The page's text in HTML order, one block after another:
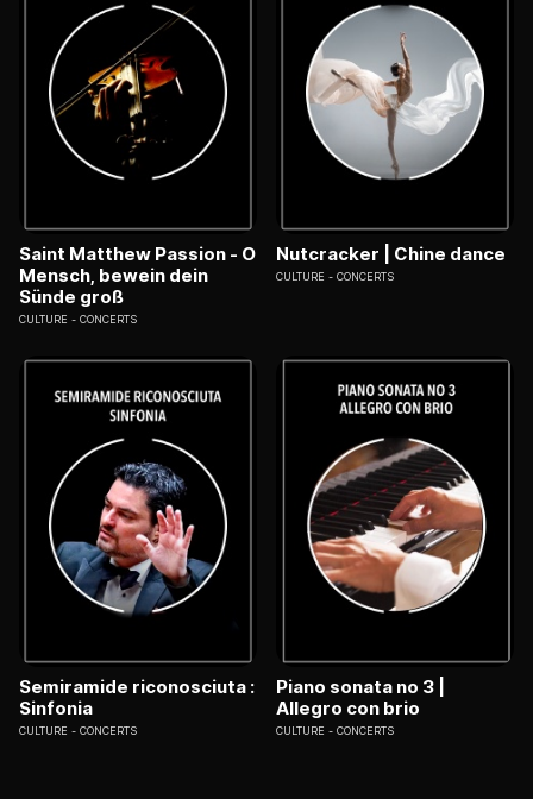
Saint Matthew Passion - O
Mensch, bewein dein
Sünde groß
CULTURE CONCERTS
Nutcracker | Chine dance
CULTURE CONCERTS
Semiramide riconosciuta :
Sinfonia
CULTURE CONCERTS
Piano sonata no 3 |
Allegro con brio
CULTURE CONCERTS